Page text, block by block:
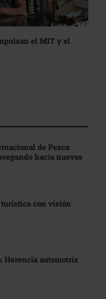
el MIT y el
de Pesca
hacia nuevos
con visión
Herencia automotriz